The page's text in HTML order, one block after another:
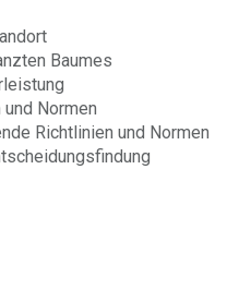
Baumes
Normen
Richtlinien und Normen